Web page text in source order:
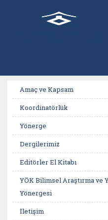
Amaç ve Kapsam
Koordinatörlük
Yönerge
Dergilerimiz
Editörler El Kitabı
YÖK Bilimsel Araştırma ve
Yönergesi
İletişim